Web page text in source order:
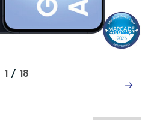
1 / 18